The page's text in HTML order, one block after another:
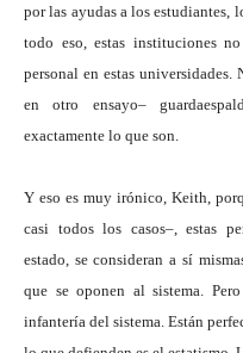
por las ayudas a los estudiantes,
todo eso, estas instituciones
personal en estas
en otro ensayo–
exactamente lo que son.
Y eso es muy irónico, Keith,
casi todos los casos–, estas
estado, se consideran a sí
que se oponen al sistema.
infantería del sistema. Están